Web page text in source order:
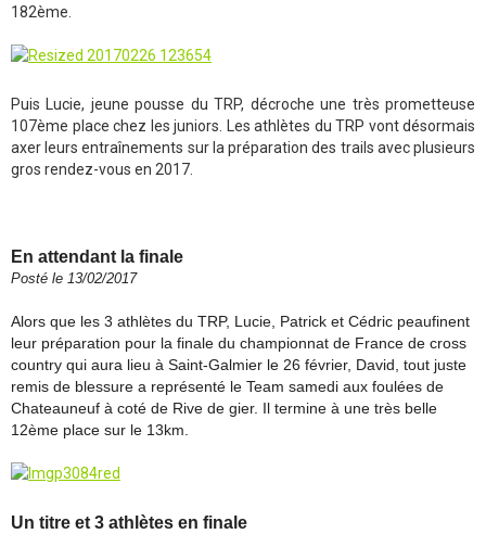
182ème.
Puis Lucie, jeune pousse du TRP, décroche une très prometteuse
107ème place chez les juniors. Les athlètes du TRP vont désormais
axer leurs entraînements sur la préparation des trails avec plusieurs
gros rendez-vous en 2017.
En attendant la finale
Posté le 13/02/2017
Alors que les 3 athlètes du TRP, Lucie, Patrick et Cédric peaufinent
leur préparation pour la finale du championnat de France de cross
country qui aura lieu à Saint-Galmier le 26 février, David, tout juste
remis de blessure a représenté le Team samedi aux foulées de
Chateauneuf à coté de Rive de gier. Il termine à une très belle
12ème place sur le 13km.
Un titre et 3 athlètes en finale